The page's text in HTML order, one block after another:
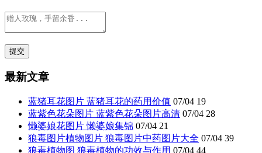
最新文章
蓝猪耳花图片 蓝猪耳花的药用价值 07/04 19
蓝紫色花朵图片 蓝紫色花朵图片高清 07/04 28
懒婆娘花图片 懒婆娘集锦 07/04 21
狼毒图片植物图片 狼毒图片中药图片大全 07/04 39
狼毒植物图 狼毒植物的功效与作用 07/04 44